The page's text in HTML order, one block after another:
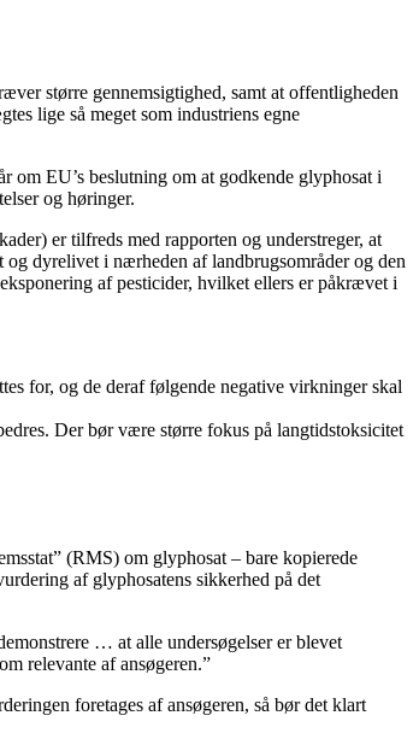
større gennemsigtighed, samt at offentligheden
lige så meget som industriens egne
om EU’s beslutning om at godkende glyphosat i
og høringer.
er tilfreds med rapporten og understreger, at
dyrelivet i nærheden af ​​landbrugsområder og den
af pesticider, hvilket ellers er påkrævet i
for, og de deraf følgende negative virkninger skal
Der bør være større fokus på langtidstoksicitet
(RMS) om glyphosat – bare kopierede
af glyphosatens sikkerhed på det
… at alle undersøgelser er blevet
relevante af ansøgeren.”
foretages af ansøgeren, så bør det klart